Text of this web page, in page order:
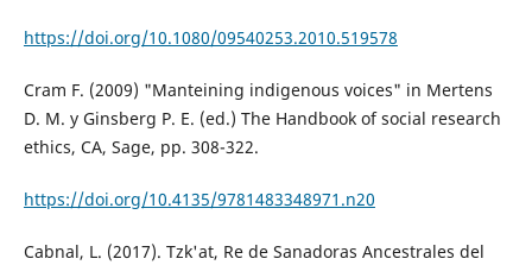
https://doi.org/10.1080/09540253.2010.519578
Cram F. (2009) "Manteining indigenous voices" in Mertens
D. M. y Ginsberg P. E. (ed.) The Handbook of social research
ethics, CA, Sage, pp. 308-322.
https://doi.org/10.4135/9781483348971.n20
Cabnal, L. (2017). Tzk'at, Re de Sanadoras Ancestrales del